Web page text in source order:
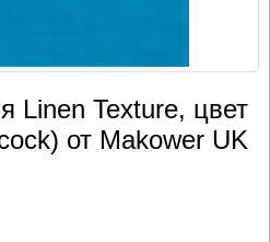
Linen Texture, цвет
от Makower UK